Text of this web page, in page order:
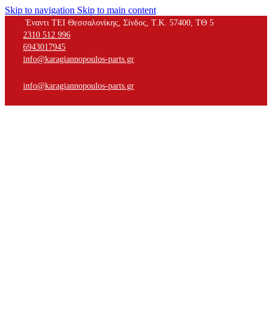
Skip to navigation Skip to main content
Έναντι ΤΕΙ Θεσσαλονίκης, Σίνδος, Τ.Κ. 57400, ΤΘ 5
2310 512 996
6943017945
info@karagiannopoulos-parts.gr
info@karagiannopoulos-parts.gr